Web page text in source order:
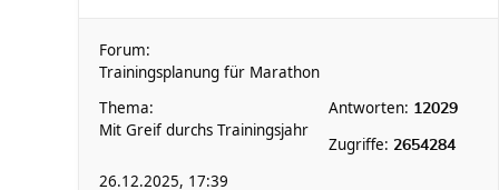
Forum:
Trainingsplanung für Marathon
Thema:
Mit Greif durchs Trainingsjahr
Antworten: 12029
Zugriffe: 2654284
26.12.2025, 17:39